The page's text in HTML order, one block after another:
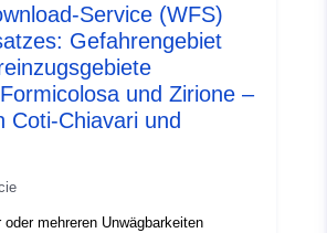
Ressurs:
http://inspire.ec.europa.eu/
codelist/ResourceType/services
Service (WFS)
Gefahrengebiet
und Zirione –
Coti-Chiavari und
mehreren Unwägbarkeiten